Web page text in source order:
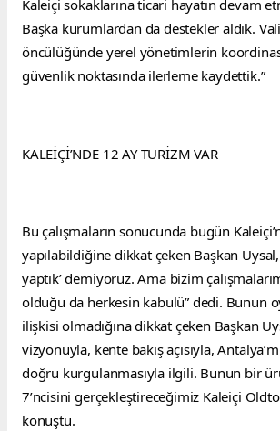
Kaleiçi sokaklarına ticari hayatın devam
Başka kurumlardan da destekler aldık.
öncülüğünde yerel yönetimlerin
güvenlik noktasında ilerleme kaydettik.”
KALEİÇİ’NDE 12 AY TURİZM VAR
Bu çalışmaların sonucunda bugün
yapılabildiğine dikkat çeken Başkan Uysal,
yaptık’ demiyoruz. Ama bizim
olduğu da herkesin kabulü” dedi. Bunun
ilişkisi olmadığına dikkat çeken Başkan
vizyonuyla, kente bakış açısıyla,
doğru kurgulanmasıyla ilgili. Bunun bir
7’ncisini gerçekleştireceğimiz Kaleiçi
konuştu.